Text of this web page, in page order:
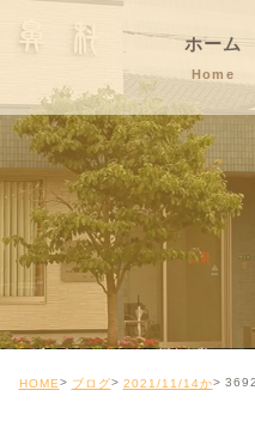
ホーム
Home
HOME ブログ 2021/11/14か